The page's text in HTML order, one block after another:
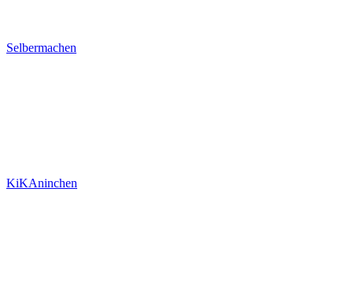
Selbermachen
KiKAninchen